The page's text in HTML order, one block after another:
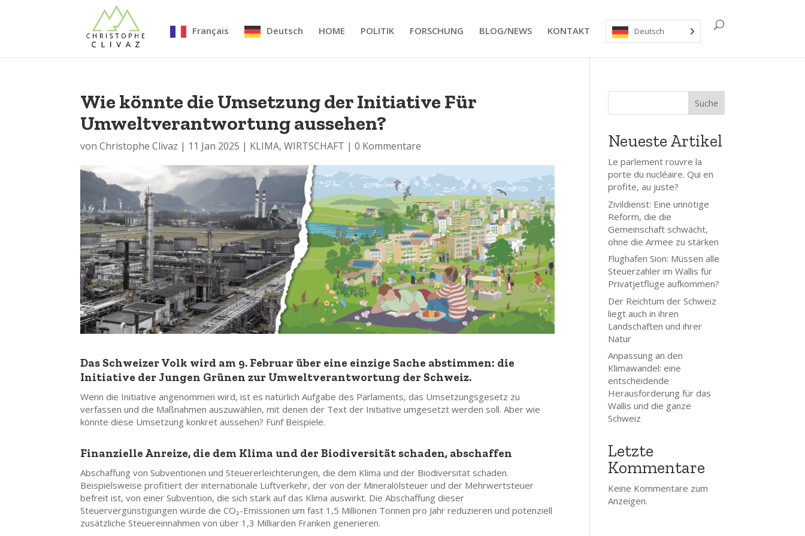
Français Deutsch HOME POLITIK FORSCHUNG BLOG/NEWS KONTAKT Deutsch
Wie könnte die Umsetzung der Initiative Für
Umweltverantwortung aussehen?
vonChristophe Clivaz | 11 Jan 2025 | KLIMA,WIRTSCHAFT |0 Kommentare
Das Schweizer Volk wird am 9. Februar über eine einzige Sache abstimmen: die
Initiative der Jungen Grünen zur Umweltverantwortung der Schweiz.
Wenn die Initiative angenommen wird, ist es natürlich Aufgabe des Parlaments, das Umsetzungsgesetz zu
verfassen und die Maßnahmen auszuwählen, mit denen der Text der Initiative umgesetzt werden soll. Aber wie
könnte diese Umsetzung konkret aussehen? Fünf Beispiele.
Finanzielle Anreize, die dem Klima und der Biodiversität schaden, abschaffen
Abschaffung von Subventionen und Steuererleichterungen, die dem Klima und der Biodiversität schaden.
Beispielsweise profitiert der internationale Luftverkehr, der von der Mineralölsteuer und der Mehrwertsteuer
befreit ist, von einer Subvention, die sich stark auf das Klima auswirkt. Die Abschaffung dieser
Steuervergünstigungen würde dieCO₂-Emissionen um fast 1,5 Millionen Tonnen pro Jahr reduzieren und potenziell
zusätzliche Steuereinnahmen von über 1,3 Milliarden Franken generieren.
Suche
Neueste Artikel
Le parlement rouvre la
porte du nucléaire. Qui en
profite, au juste?
Zivildienst: Eine unnötige
Reform, die die
Gemeinschaft schwächt,
ohne die Armee zu stärken
Flughafen Sion: Müssen alle
Steuerzahler im Wallis für
Privatjetflüge aufkommen?
Der Reichtum der Schweiz
liegt auch in ihren
Landschaften und ihrer
Natur
Anpassung an den
Klimawandel: eine
entscheidende
Herausforderung für das
Wallis und die ganze
Schweiz
Letzte
Kommentare
Keine Kommentare zum
Anzeigen.